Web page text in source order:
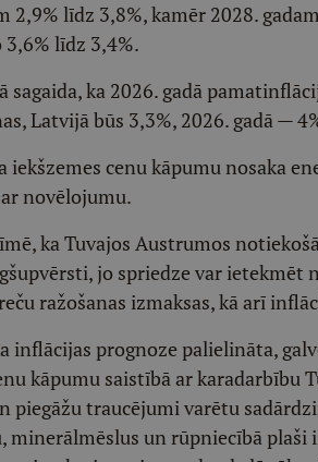
līdz 3,8%, kamēr 2028.
līdz 3,4%.
sagaida, ka 2026. gadā
Latvijā būs 3,3%, 2026. gadā —
iekšzemes cenu kāpumu nosaka
novēlojumu.
ka Tuvajos Austrumos
jo spriedze var ietekmēt
ražošanas izmaksas, kā arī
inflācijas prognoze palielināta,
kāpumu saistībā ar karadarbību
piegāžu traucējumi varētu
minerālmēslus un rūpniecībā